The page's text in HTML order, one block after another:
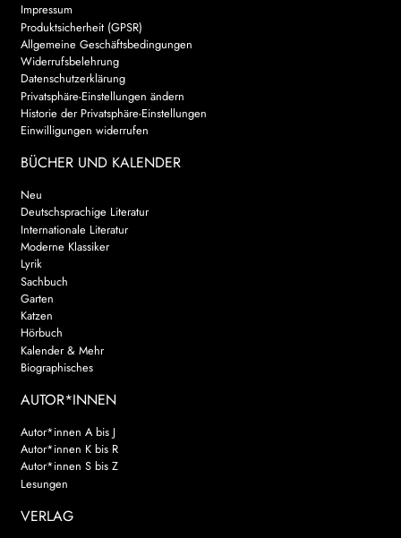
Impressum
Produktsicherheit (GPSR)
Allgemeine Geschäftsbedingungen
Widerrufsbelehrung
Datenschutzerklärung
Privatsphäre-Einstellungen ändern
Historie der Privatsphäre-Einstellungen
Einwilligungen widerrufen
BÜCHER UND KALENDER
Neu
Deutschsprachige Literatur
Internationale Literatur
Moderne Klassiker
Lyrik
Sachbuch
Garten
Katzen
Hörbuch
Kalender & Mehr
Biographisches
AUTOR*INNEN
Autor*innen A bis J
Autor*innen K bis R
Autor*innen S bis Z
Lesungen
VERLAG